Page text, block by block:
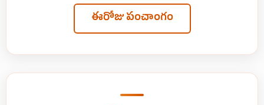
ఈరోజు పంచాంగం